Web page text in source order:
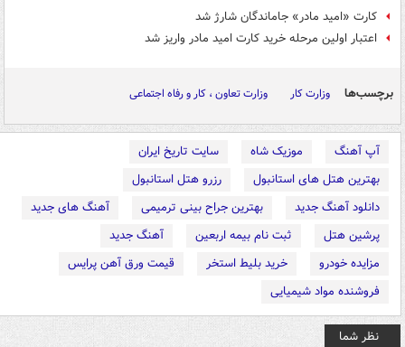
کارت «امید مادر» جاماندگان شارژ شد
اعتبار اولین مرحله خرید کارت امید مادر واریز شد
برچسب‌ها وزارت کار وزارت تعاون ، کار و رفاه اجتماعی
آپ آهنگ موزیک شاه
سایت تاریخ ایران
بهترین هتل های استانبول
رزرو هتل استانبول
دانلود آهنگ جدید
بهترین جراح بینی ترمیمی
آهنگ های جدید
پرشین هتل
ثبت نام بیمه اربعین
آهنگ جدید
مزایده خودرو
خرید بلیط استخر
قیمت ورق آهن پرایس
فروشنده مواد شیمیایی
نظر شما